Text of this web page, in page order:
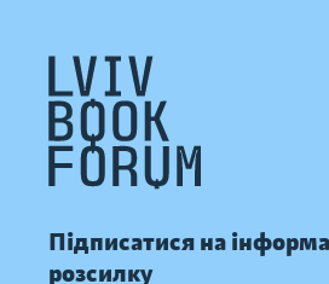
Підписатися на
розсилку